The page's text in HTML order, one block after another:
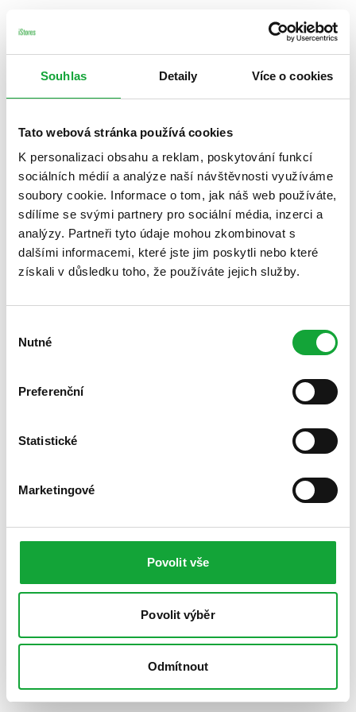
Souhlas Detaily Více o cookies
Tato webová stránka používá cookies
K personalizaci obsahu a reklam, poskytování funkcí
sociálních médií a analýze naší návštěvnosti využíváme
soubory cookie. Informace o tom, jak náš web používáte,
sdílíme se svými partnery pro sociální média, inzerci a
analýzy. Partneři tyto údaje mohou zkombinovat s
dalšími informacemi, které jste jim poskytli nebo které
získali v důsledku toho, že používáte jejich služby.
souhlasu
Nutné
Preferenční
Statistické
Marketingové
Povolit vše
Povolit výběr
Odmítnout